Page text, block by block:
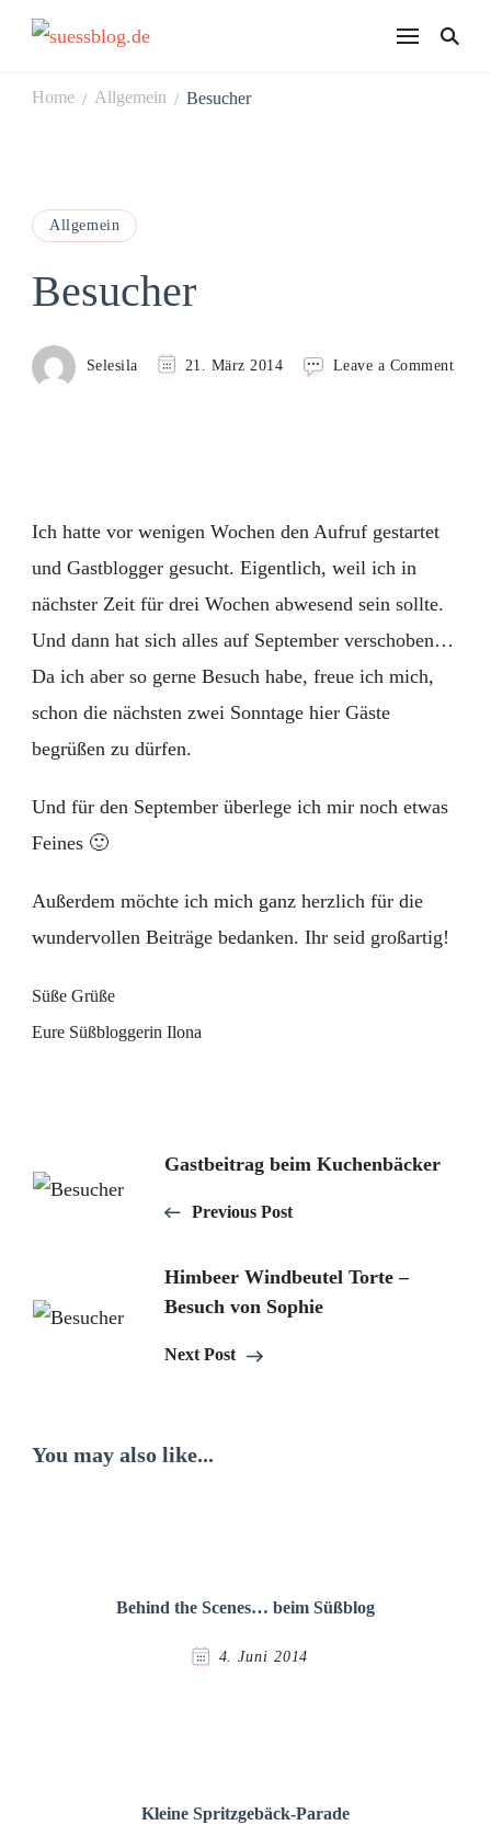
Home / Allgemein / Besucher
Allgemein
Besucher
Selesila 21. März 2014 Leave a Commenton
Ich hatte vor wenigen Wochen den Aufruf gestartet
und Gastblogger gesucht. Eigentlich, weil ich in
nächster Zeit für drei Wochen abwesend sein sollte.
Und dann hat sich alles auf September verschoben…
Da ich aber so gerne Besuch habe, freue ich mich,
schon die nächsten zwei Sonntage hier Gäste
begrüßen zu dürfen.
Und für den September überlege ich mir noch etwas
Feines 🙂
Außerdem möchte ich mich ganz herzlich für die
wundervollen Beiträge bedanken. Ihr seid großartig!
Süße Grüße
Eure Süßbloggerin Ilona
Post
Navigation
Gastbeitrag beim Kuchenbäcker
Previous Post
Himbeer Windbeutel Torte –
Besuch von Sophie
Next Post
You may also like...
Behind the Scenes… beim Süßblog
4. Juni 2014
Kleine Spritzgebäck-Parade